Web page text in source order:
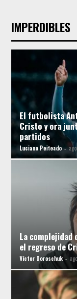
IMPERDIBLES
El futbolista
Cristo y ora
partidos
Luciano Peiteado -
La complejidad
el regreso de
Víctor Doroschuk -